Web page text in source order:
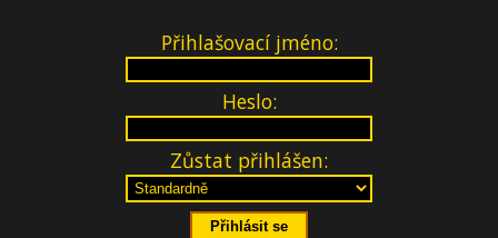
Přihlašovací jméno:
Heslo:
Zůstat přihlášen: